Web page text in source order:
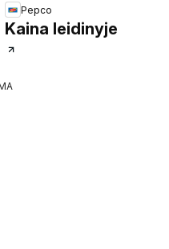
Pepco
Kaina leidinyje